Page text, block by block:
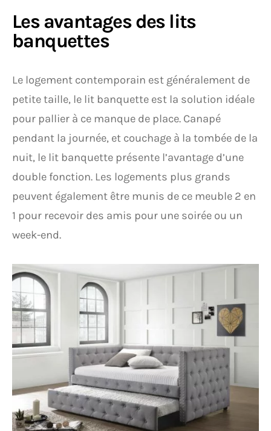
Les avantages des lits
banquettes
Le logement contemporain est généralement de
petite taille, le lit banquette est la solution idéale
pour pallier à ce manque de place. Canapé
pendant la journée, et couchage à la tombée de la
nuit, le lit banquette présente l’avantage d’une
double fonction. Les logements plus grands
peuvent également être munis de ce meuble 2 en
1 pour recevoir des amis pour une soirée ou un
week-end.